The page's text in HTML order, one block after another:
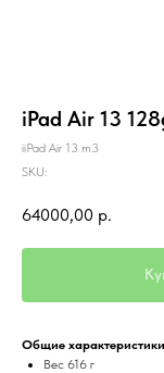
iPad Air 13
iiPad Air 13 m3
SKU:
64000,00 р.
Общие характеристики
Вес 616 г